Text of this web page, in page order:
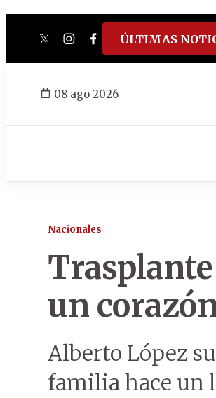
twitterinstagram
facebook
tiktokyoutube
spotify
ÚLTIMAS
08 ago 2026
Nacionales
Trasplante
un
Alberto López
familia hace un